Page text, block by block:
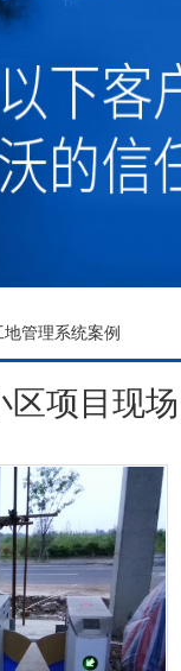
地管理系统案例
区项目现场